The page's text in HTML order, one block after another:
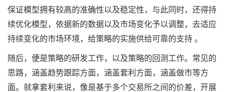
保证模型拥有较高的准确性以及稳定性，与此同时，还得持
续优化模型，依据新的数据以及市场变化予以调整，去适应
持续变化的市场环境，给策略的实施供给可靠的支持 。
随后，便是策略的研发工作，以及策略的回测工作。常见的
思路，涵盖趋势跟踪方面，涵盖套利方面，涵盖做市等方
面。就拿套利来说，像是基于多个交易所之间的价差，开展